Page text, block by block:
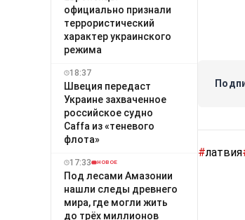
официально признали
террористический
характер украинского
режима
18:37
Швеция передаст
Украине захваченное
российское судно
Caffa из «теневого
флота»
17:33 НОВОЕ
Под лесами Амазонии
нашли следы древнего
мира, где могли жить
до трёх миллионов
#латвия